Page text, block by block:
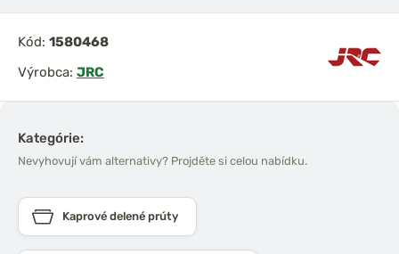
Kód: 1580468
Výrobca: JRC
Kategórie:
Nevyhovují vám alternativy? Projděte si celou nabídku.
Kaprové delené prúty